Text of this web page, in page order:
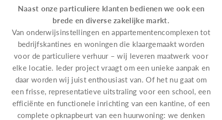
Naast onze particuliere klanten bedienen we ook een
brede en diverse zakelijke markt.
Van onderwijsinstellingen en appartementencomplexen tot
bedrijfskantines en woningen die klaargemaakt worden
voor de particuliere verhuur – wij leveren maatwerk voor
elke locatie. Ieder project vraagt om een unieke aanpak en
daar worden wij juist enthousiast van. Of het nu gaat om
een frisse, representatieve uitstraling voor een school, een
efficiënte en functionele inrichting van een kantine, of een
complete opknapbeurt van een huurwoning: we denken